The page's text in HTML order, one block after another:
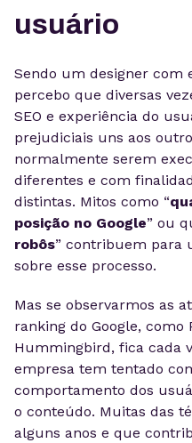
usuário
Sendo um designer com
percebo que diversas
SEO e experiência do
prejudiciais uns aos
normalmente serem
diferentes e com
distintas. Mitos como “
posição no Google” ou
robôs” contribuem para
sobre esse processo.
Mas se observarmos as
ranking do Google, como
Hummingbird, fica cada
empresa tem tentado
comportamento dos
o conteúdo. Muitas das
alguns anos e que